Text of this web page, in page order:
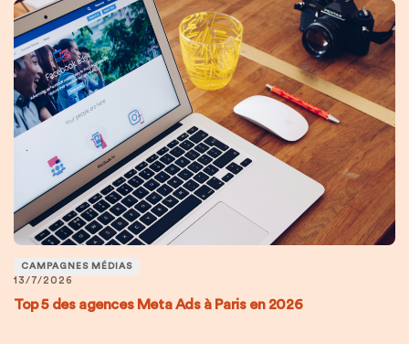
CAMPAGNES MÉDIAS
13/7/2026
Top 5 des agences Meta Ads à Paris en 2026